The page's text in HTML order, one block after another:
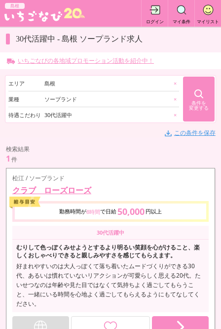
島根
ログイン マイ条件 マイリスト
30代活躍中 - 島根 ソープランド求人
いちごなびの各地域プロモーション活動を紹介中！
エリア 島根 ×
業種 ソープランド ×
待遇こだわり 30代活躍中 ×
条件を
変更する
この条件を保存
検索結果
1 件
松江 / ソープランド
クラブ ローズローズ
勤務時間が8時間で日給 50,000 円以上
30代活躍中
むりして色っぽくみせようとするより明るい笑顔を心がけること、楽
しくおしゃべりできると親しみやすさを感じてもらえます。
好まれやすいのは大人っぽくて落ち着いたムードづくりができる30
代、あるいは慣れていないリアクションが可愛らしく思える20代。た
いせつなのは年齢や見た目ではなくて気持ちよく過ごしてもらうこ
と、一緒にいる時間を心地よく過ごしてもらえるようにもてなしてく
ださい。